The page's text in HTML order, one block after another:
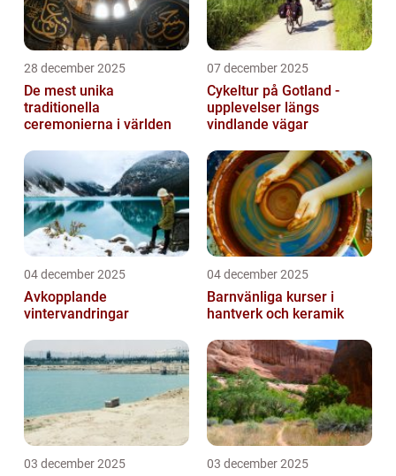
28 december 2025
De mest unika
traditionella
ceremonierna i världen
07 december 2025
Cykeltur på Gotland -
upplevelser längs
vindlande vägar
04 december 2025
Avkopplande
vintervandringar
04 december 2025
Barnvänliga kurser i
hantverk och keramik
03 december 2025 03 december 2025